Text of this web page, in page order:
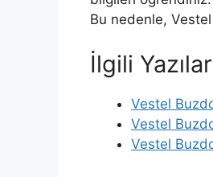
Bu nedenle,
İlgili Yazılar
Vestel
Vestel
Vestel